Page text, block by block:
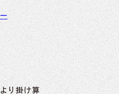
り掛け算